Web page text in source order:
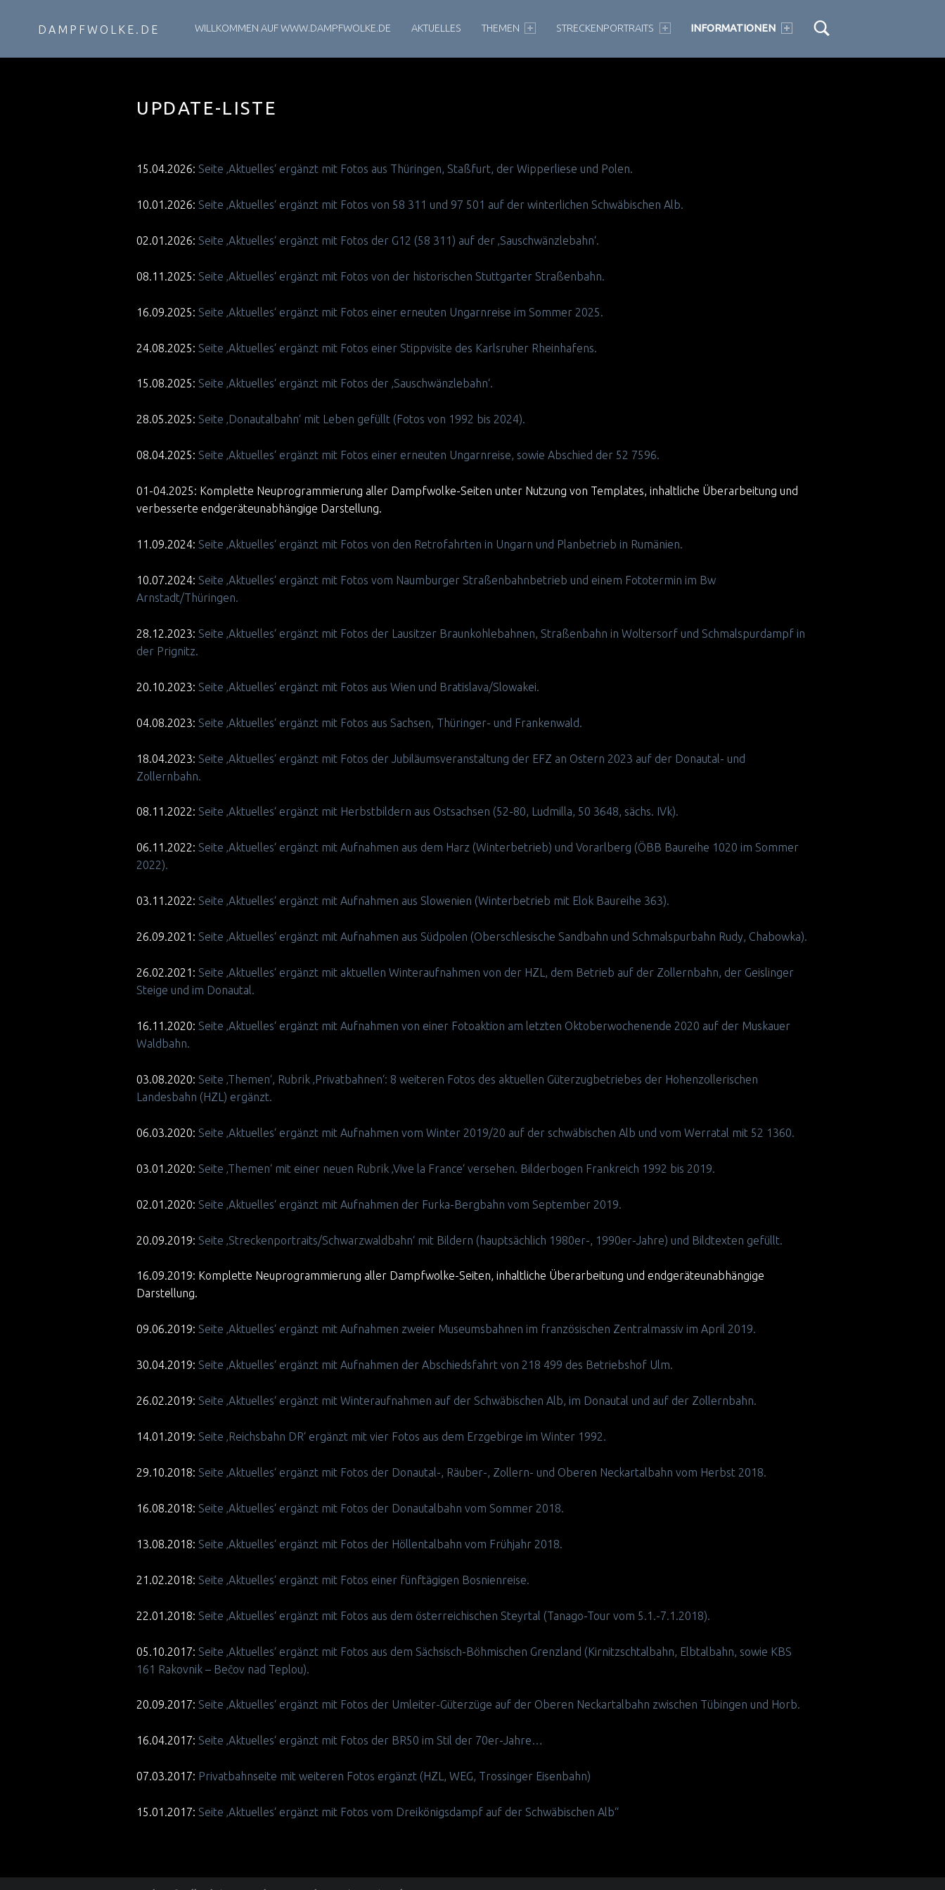
DAMPFWOLKE.DE WILLKOMMEN AUF WWW.DAMPFWOLKE.DE AKTUELLES THEMEN STRECKENPORTRAITS INFORMATIONEN
UPDATE-LISTE
15.04.2026: Seite ‚Aktuelles‘ ergänzt mit Fotos aus Thüringen, Staßfurt, der Wipperliese und Polen.
10.01.2026: Seite ‚Aktuelles‘ ergänzt mit Fotos von 58 311 und 97 501 auf der winterlichen Schwäbischen Alb.
02.01.2026: Seite ‚Aktuelles‘ ergänzt mit Fotos der G12 (58 311) auf der ‚Sauschwänzlebahn‘.
08.11.2025: Seite ‚Aktuelles‘ ergänzt mit Fotos von der historischen Stuttgarter Straßenbahn.
16.09.2025: Seite ‚Aktuelles‘ ergänzt mit Fotos einer erneuten Ungarnreise im Sommer 2025.
24.08.2025: Seite ‚Aktuelles‘ ergänzt mit Fotos einer Stippvisite des Karlsruher Rheinhafens.
15.08.2025: Seite ‚Aktuelles‘ ergänzt mit Fotos der ‚Sauschwänzlebahn‘.
28.05.2025: Seite ‚Donautalbahn‘ mit Leben gefüllt (Fotos von 1992 bis 2024).
08.04.2025: Seite ‚Aktuelles‘ ergänzt mit Fotos einer erneuten Ungarnreise, sowie Abschied der 52 7596.
01-04.2025: Komplette Neuprogrammierung aller Dampfwolke-Seiten unter Nutzung von Templates, inhaltliche Überarbeitung und
verbesserte endgeräteunabhängige Darstellung.
11.09.2024: Seite ‚Aktuelles‘ ergänzt mit Fotos von den Retrofahrten in Ungarn und Planbetrieb in Rumänien.
10.07.2024: Seite ‚Aktuelles‘ ergänzt mit Fotos vom Naumburger Straßenbahnbetrieb und einem Fototermin im Bw
Arnstadt/Thüringen.
28.12.2023: Seite ‚Aktuelles‘ ergänzt mit Fotos der Lausitzer Braunkohlebahnen, Straßenbahn in Woltersorf und Schmalspurdampf in
der Prignitz.
20.10.2023: Seite ‚Aktuelles‘ ergänzt mit Fotos aus Wien und Bratislava/Slowakei.
04.08.2023: Seite ‚Aktuelles‘ ergänzt mit Fotos aus Sachsen, Thüringer- und Frankenwald.
18.04.2023: Seite ‚Aktuelles‘ ergänzt mit Fotos der Jubiläumsveranstaltung der EFZ an Ostern 2023 auf der Donautal- und
Zollernbahn.
08.11.2022: Seite ‚Aktuelles‘ ergänzt mit Herbstbildern aus Ostsachsen (52-80, Ludmilla, 50 3648, sächs. IVk).
06.11.2022: Seite ‚Aktuelles‘ ergänzt mit Aufnahmen aus dem Harz (Winterbetrieb) und Vorarlberg (ÖBB Baureihe 1020 im Sommer
2022).
03.11.2022: Seite ‚Aktuelles‘ ergänzt mit Aufnahmen aus Slowenien (Winterbetrieb mit Elok Baureihe 363).
26.09.2021: Seite ‚Aktuelles‘ ergänzt mit Aufnahmen aus Südpolen (Oberschlesische Sandbahn und Schmalspurbahn Rudy, Chabowka).
26.02.2021: Seite ‚Aktuelles‘ ergänzt mit aktuellen Winteraufnahmen von der HZL, dem Betrieb auf der Zollernbahn, der Geislinger
Steige und im Donautal.
16.11.2020: Seite ‚Aktuelles‘ ergänzt mit Aufnahmen von einer Fotoaktion am letzten Oktoberwochenende 2020 auf der Muskauer
Waldbahn.
03.08.2020: Seite ‚Themen‘, Rubrik ‚Privatbahnen‘: 8 weiteren Fotos des aktuellen Güterzugbetriebes der Hohenzollerischen
Landesbahn (HZL) ergänzt.
06.03.2020: Seite ‚Aktuelles‘ ergänzt mit Aufnahmen vom Winter 2019/20 auf der schwäbischen Alb und vom Werratal mit 52 1360.
03.01.2020: Seite ‚Themen‘ mit einer neuen Rubrik ‚Vive la France‘ versehen. Bilderbogen Frankreich 1992 bis 2019.
02.01.2020: Seite ‚Aktuelles‘ ergänzt mit Aufnahmen der Furka-Bergbahn vom September 2019.
20.09.2019: Seite ‚Streckenportraits/Schwarzwaldbahn‘ mit Bildern (hauptsächlich 1980er-, 1990er-Jahre) und Bildtexten gefüllt.
16.09.2019: Komplette Neuprogrammierung aller Dampfwolke-Seiten, inhaltliche Überarbeitung und endgeräteunabhängige
Darstellung.
09.06.2019: Seite ‚Aktuelles‘ ergänzt mit Aufnahmen zweier Museumsbahnen im französischen Zentralmassiv im April 2019.
30.04.2019: Seite ‚Aktuelles‘ ergänzt mit Aufnahmen der Abschiedsfahrt von 218 499 des Betriebshof Ulm.
26.02.2019: Seite ‚Aktuelles‘ ergänzt mit Winteraufnahmen auf der Schwäbischen Alb, im Donautal und auf der Zollernbahn.
14.01.2019: Seite ‚Reichsbahn DR‘ ergänzt mit vier Fotos aus dem Erzgebirge im Winter 1992.
29.10.2018: Seite ‚Aktuelles‘ ergänzt mit Fotos der Donautal-, Räuber-, Zollern- und Oberen Neckartalbahn vom Herbst 2018.
16.08.2018: Seite ‚Aktuelles‘ ergänzt mit Fotos der Donautalbahn vom Sommer 2018.
13.08.2018: Seite ‚Aktuelles‘ ergänzt mit Fotos der Höllentalbahn vom Frühjahr 2018.
21.02.2018: Seite ‚Aktuelles‘ ergänzt mit Fotos einer fünftägigen Bosnienreise.
22.01.2018: Seite ‚Aktuelles‘ ergänzt mit Fotos aus dem österreichischen Steyrtal (Tanago-Tour vom 5.1.-7.1.2018).
05.10.2017: Seite ‚Aktuelles‘ ergänzt mit Fotos aus dem Sächsisch-Böhmischen Grenzland (Kirnitzschtalbahn, Elbtalbahn, sowie KBS
161 Rakovnik – Bečov nad Teplou).
20.09.2017: Seite ‚Aktuelles‘ ergänzt mit Fotos der Umleiter-Güterzüge auf der Oberen Neckartalbahn zwischen Tübingen und Horb.
16.04.2017: Seite ‚Aktuelles‘ ergänzt mit Fotos der BR50 im Stil der 70er-Jahre…
07.03.2017: Privatbahnseite mit weiteren Fotos ergänzt (HZL, WEG, Trossinger Eisenbahn)
15.01.2017: Seite ‚Aktuelles‘ ergänzt mit Fotos vom Dreikönigsdampf auf der Schwäbischen Alb“